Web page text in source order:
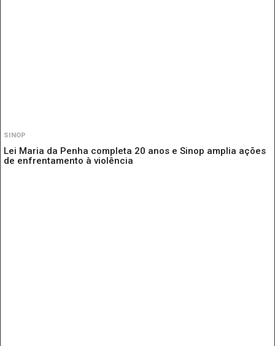
SINOP
Lei Maria da Penha completa 20 anos e Sinop amplia ações
de enfrentamento à violência